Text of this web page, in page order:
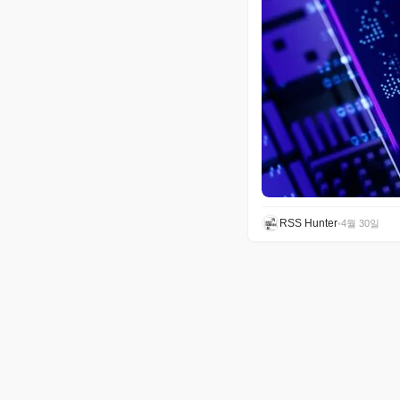
RSS Hunter•4월 30일